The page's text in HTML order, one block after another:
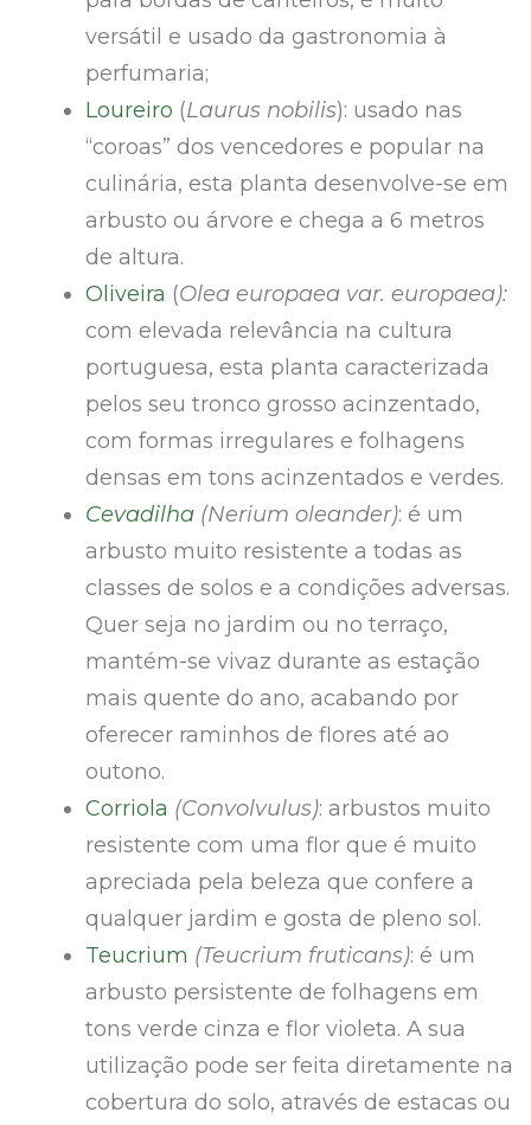
versátil e usado da gastronomia à
perfumaria;
Loureiro (Laurus nobilis): usado nas
“coroas” dos vencedores e popular na
culinária, esta planta desenvolve-se em
arbusto ou árvore e chega a 6 metros
de altura.
Oliveira (Olea europaea var. europaea):
com elevada relevância na cultura
portuguesa, esta planta caracterizada
pelos seu tronco grosso acinzentado,
com formas irregulares e folhagens
densas em tons acinzentados e verdes.
Cevadilha (Nerium oleander): é um
arbusto muito resistente a todas as
classes de solos e a condições adversas.
Quer seja no jardim ou no terraço,
mantém-se vivaz durante as estação
mais quente do ano, acabando por
oferecer raminhos de flores até ao
outono.
Corriola (Convolvulus): arbustos muito
resistente com uma flor que é muito
apreciada pela beleza que confere a
qualquer jardim e gosta de pleno sol.
Teucrium (Teucrium fruticans): é um
arbusto persistente de folhagens em
tons verde cinza e flor violeta. A sua
utilização pode ser feita diretamente na
cobertura do solo, através de estacas ou